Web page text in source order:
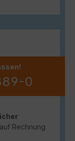
0
Rechnung